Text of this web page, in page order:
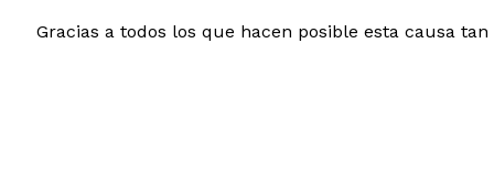
Gracias a todos los que hacen posible esta causa